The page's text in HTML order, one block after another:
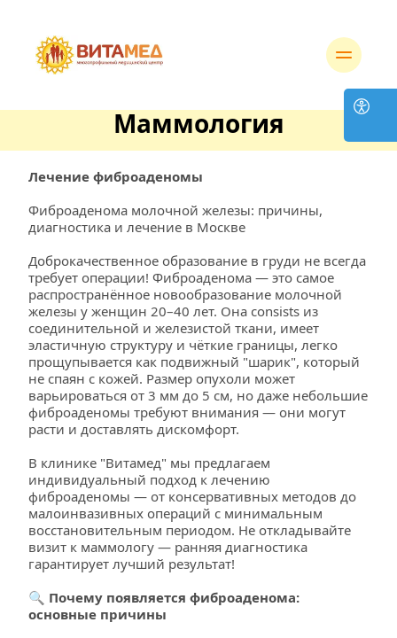
Маммология
Лечение фиброаденомы
Фиброаденома молочной железы: причины,
диагностика и лечение в Москве
Доброкачественное образование в груди не всегда
требует операции! Фиброаденома — это самое
распространённое новообразование молочной
железы у женщин 20–40 лет. Она consists из
соединительной и железистой ткани, имеет
эластичную структуру и чёткие границы, легко
прощупывается как подвижный "шарик", который
не спаян с кожей. Размер опухоли может
варьироваться от 3 мм до 5 см, но даже небольшие
фиброаденомы требуют внимания — они могут
расти и доставлять дискомфорт.
В клинике "Витамед" мы предлагаем
индивидуальный подход к лечению
фиброаденомы — от консервативных методов до
малоинвазивных операций с минимальным
восстановительным периодом. Не откладывайте
визит к маммологу — ранняя диагностика
гарантирует лучший результат!
🔍 Почему появляется фиброаденома:
основные причины